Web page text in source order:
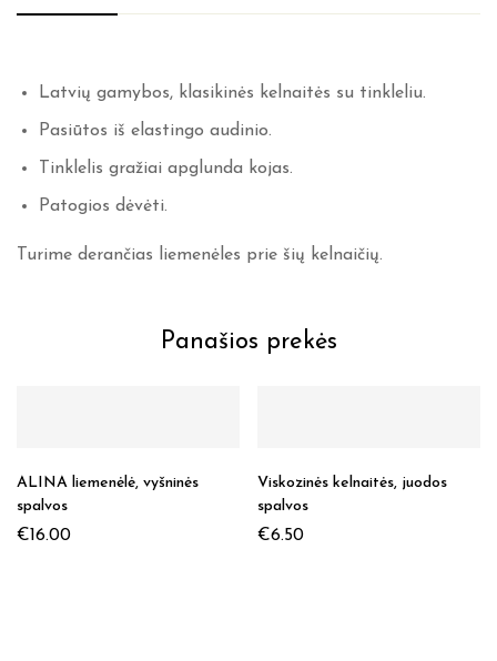
Latvių gamybos, klasikinės kelnaitės su tinkleliu.
Pasiūtos iš elastingo audinio.
Tinklelis gražiai apglunda kojas.
Patogios dėvėti.
Turime derančias liemenėles prie šių kelnaičių.
Panašios prekės
ALINA liemenėlė, vyšninės
spalvos
€16.00
Viskozinės kelnaitės, juodos
spalvos
€6.50